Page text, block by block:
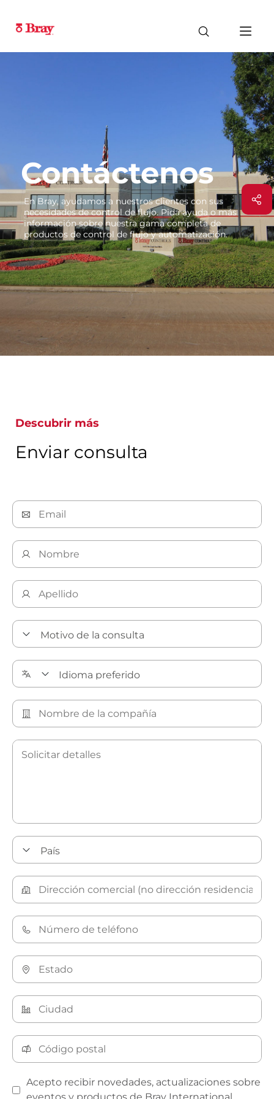
Contáctenos
En Bray, ayudamos a nuestros clientes con sus
necesidades de control de flujo. Pida ayuda o más
información sobre nuestra gama completa de
productos de control de flujo y automatización.
Descubrir más
Enviar consulta
Acepto recibir novedades, actualizaciones sobre